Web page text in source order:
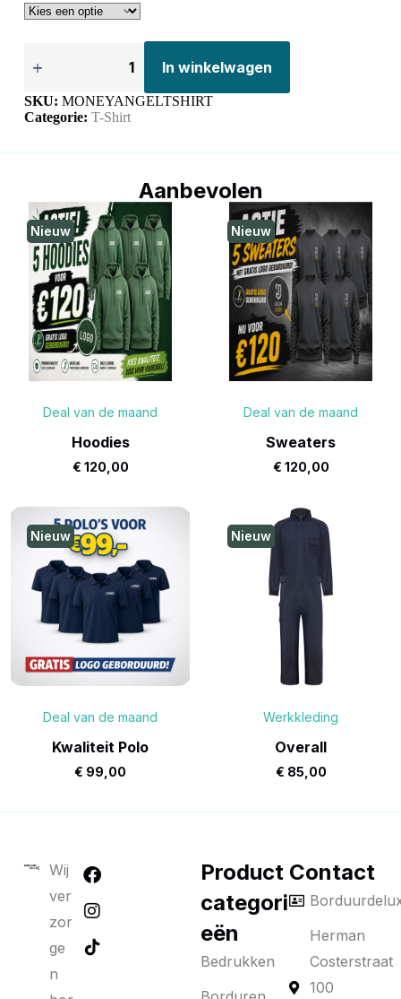
In winkelwagen
SKU: MONEYANGELTSHIRT
Categorie: T-Shirt
Aanbevolen
Nieuw
Deal van de maand
Hoodies
€ 120,00
Nieuw
Deal van de maand
Sweaters
€ 120,00
Nieuw
Deal van de maand
Kwaliteit Polo
€ 99,00
Nieuw
Werkkleding
Overall
€ 85,00
Wij
ver
zor
ge
n
Product
categori
eën
Bedrukken
Contact
Herman
Costerstraat
100